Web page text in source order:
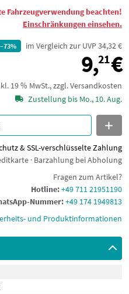
Fahrzeugverwendung beachten!
Einschränkungen einsehen.
–73% im Vergleich zur UVP 34,32 €
9,21€
19 % MwSt., zzgl. Versandkosten
Zustellung bis Mo., 10. Aug.
& SSL-verschlüsselte Zahlung
· Barzahlung bei Abholung
Fragen zum Artikel?
Hotline:+49 711 21951190
Nummer:+49 174 1949813
und Produktinformationen